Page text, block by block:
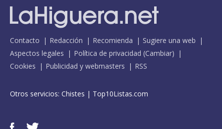
Contacto Redacción Recomienda
Sugiere una web
Aspectos legales
Política de privacidad (Cambiar)
Cookies
Publicidad y webmasters RSS
Otros servicios: Chistes | Top10Listas.com